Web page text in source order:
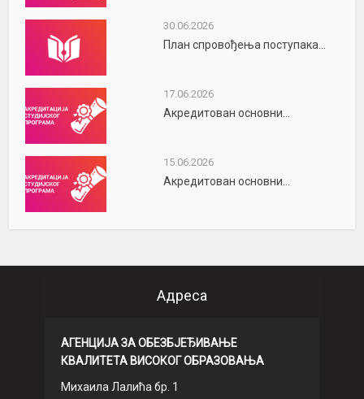
30.06.2026
План спровођења поступака...
17.06.2026
Акредитован основни...
15.06.2026
Акредитован основни...
Адреса
АГЕНЦИЈА ЗА ОБЕЗБЈЕЂИВАЊЕ
КВАЛИТЕТА ВИСОКОГ ОБРАЗОВАЊА
Михаила Лалића бр. 1